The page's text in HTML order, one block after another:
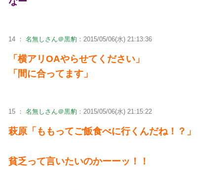
14 ： 名無しさん＠黒豹 ：2015/05/06(水) 21:13:36
「横アリOAやらせてください」
「間に合ってます」
15 ： 名無しさん＠黒豹 ：2015/05/06(水) 21:15:22
萩原「ももってご飯食べに行くんだね！？」
貧乏って言いたいのかーーッ！！